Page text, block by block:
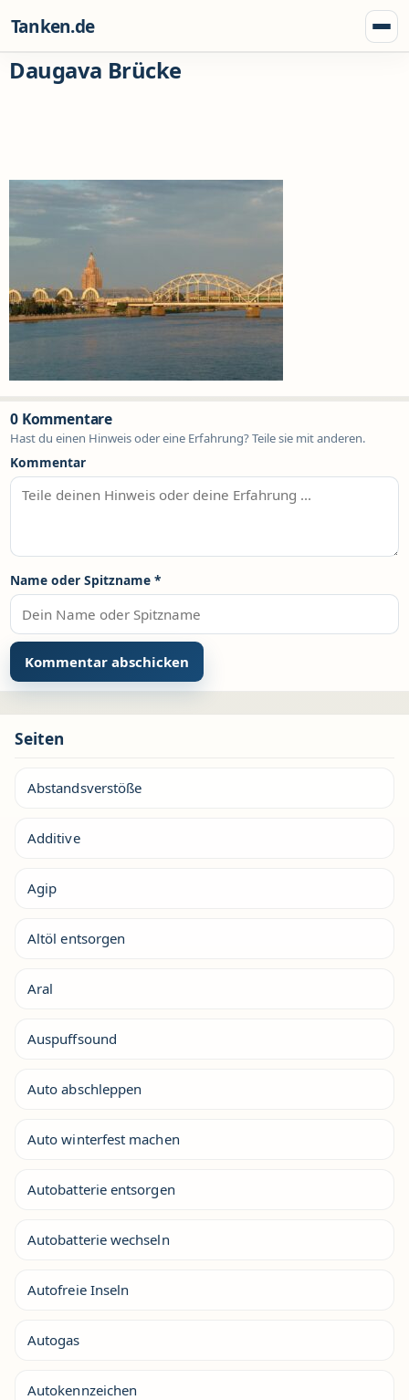
Tanken.de
Daugava Brücke
0 Kommentare
Hast du einen Hinweis oder eine Erfahrung? Teile sie mit anderen.
Kommentar
Name oder Spitzname *
Seiten
Abstandsverstöße
Additive
Agip
Altöl entsorgen
Aral
Auspuffsound
Auto abschleppen
Auto winterfest machen
Autobatterie entsorgen
Autobatterie wechseln
Autofreie Inseln
Autogas
Autokennzeichen